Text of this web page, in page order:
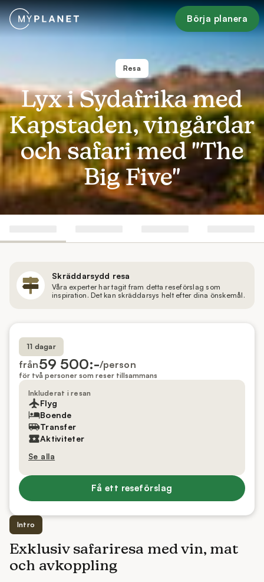
Börja planera
Resa
Lyx i Sydafrika med
Kapstaden, vingårdar
och safari med "The
Big Five"
Intro
Exklusiv safariresa med vin, mat
och avkoppling
Skräddarsydd resa
Våra experter har tagit fram detta reseförslag som
inspiration. Det kan skräddarsys helt efter dina önskemål.
11 dagar
från59 500:-/person
för två personer som reser tillsammans
Inkluderat i resan
Flyg
Boende
Transfer
Aktiviteter
Se alla
Få ett reseförslag